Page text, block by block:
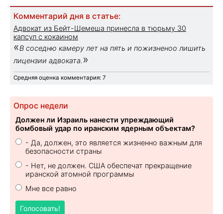
Комментарий дня в статье:
Адвокат из Бейт-Шемеша принесла в тюрьму 30
капсул с кокаином
«В соседню камеру лет на пять и пожизненоо лишить
лицензии адвоката. »
Средняя оценка комментария: 7
Опрос недели
Должен ли Израиль нанести упреждающий
бомбовый удар по иранским ядерным объектам?
- Да, должен, это является жизненно важным для
безопасности страны
- Нет, не должен. США обеспечат прекращение
иранской атомной программы
Мне все равно
Голосовать!